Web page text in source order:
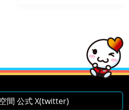
公式 X(twitter)